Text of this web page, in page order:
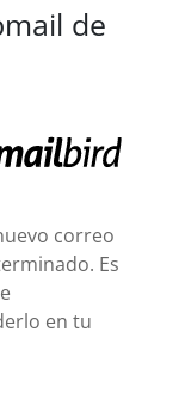
de
correo
Es
en tu